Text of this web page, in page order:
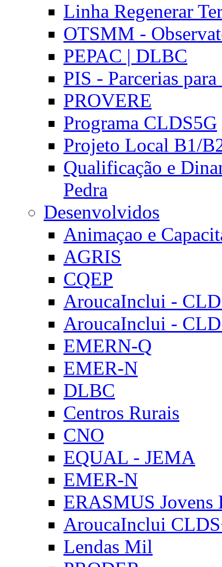
Linha Regenerar
OTSMM -
PEPAC | DLBC
PIS - Parcerias
PROVERE
Programa CLDS5G
Projeto Local B1/
Qualificação e
Pedra
Desenvolvidos
Animaçao e
AGRIS
CQEP
AroucaInclui -
AroucaInclui -
EMERN-Q
EMER-N
DLBC
Centros Rurais
CNO
EQUAL - JEMA
EMER-N
ERASMUS Jovens
AroucaInclui
Lendas Mil